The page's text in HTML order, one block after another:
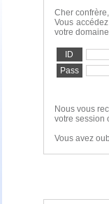
Cher confrère,
Vous
votre
ID
Pass
Nous vous
votre session
Vous avez